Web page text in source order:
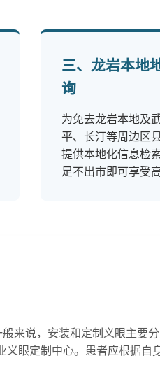
三、龙岩本地
询
为免去龙岩本地及
平、长汀等周边区
提供本地化信息检
足不出市即可享受
来说，安装和定制义眼主要
眼定制中心。患者应根据自